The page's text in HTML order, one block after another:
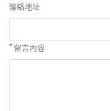
聯絡地址
* 留言內容